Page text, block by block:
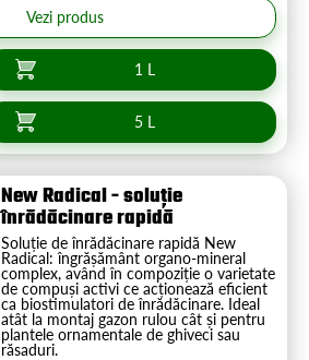
Vezi produs
1 L
5 L
New Radical - soluție
înrădăcinare rapidă
Soluție de înrădăcinare rapidă New
Radical: îngrășământ organo-mineral
complex, având în compoziție o varietate
de compuși activi ce acționează eficient
ca biostimulatori de înrădăcinare. Ideal
atât la montaj gazon rulou cât și pentru
plantele ornamentale de ghiveci sau
răsaduri.